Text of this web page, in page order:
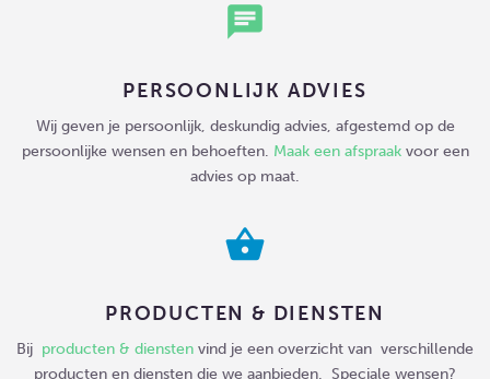
chat
PERSOONLIJK ADVIES
Wij geven je persoonlijk, deskundig advies, afgestemd op de
persoonlijke wensen en behoeften. Maak een afspraakvoor een
advies op maat.
shopping_basket
PRODUCTEN & DIENSTEN
Bij producten & diensten vind je een overzicht van verschillende
producten en diensten die we aanbieden. Speciale wensen?